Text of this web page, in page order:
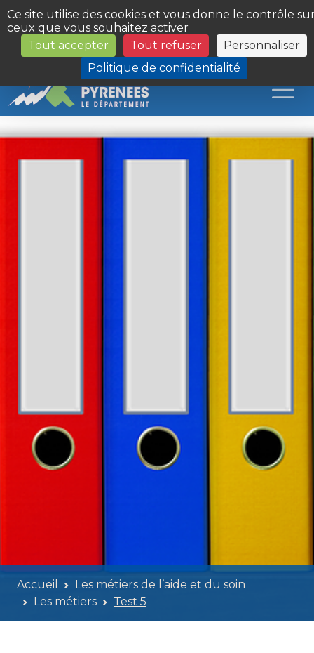
Panneau de gestion des cookies
Ce site utilise des cookies et vous donne le contrôle
ceux que vous souhaitez activer
Tout accepter
Tout refuser
Personnaliser
Politique de confidentialité
Les Sites du Département
Accueil
Les métiers de l’aide et du soin
Les métiers
Test 5